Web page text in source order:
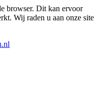
browser. Dit kan ervoor
Wij raden u aan onze site